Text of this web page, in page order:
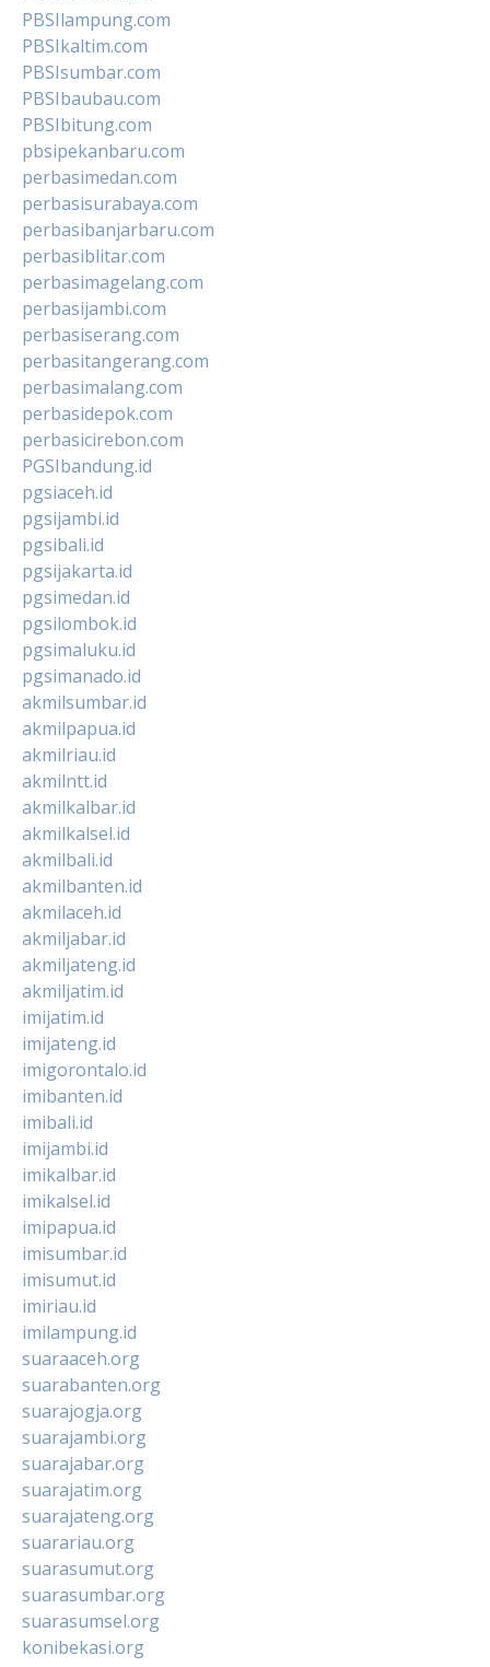
PBSIlampung.com
PBSIkaltim.com
PBSIsumbar.com
PBSIbaubau.com
PBSIbitung.com
pbsipekanbaru.com
perbasimedan.com
perbasisurabaya.com
perbasibanjarbaru.com
perbasiblitar.com
perbasimagelang.com
perbasijambi.com
perbasiserang.com
perbasitangerang.com
perbasimalang.com
perbasidepok.com
perbasicirebon.com
PGSIbandung.id
pgsiaceh.id
pgsijambi.id
pgsibali.id
pgsijakarta.id
pgsimedan.id
pgsilombok.id
pgsimaluku.id
pgsimanado.id
akmilsumbar.id
akmilpapua.id
akmilriau.id
akmilntt.id
akmilkalbar.id
akmilkalsel.id
akmilbali.id
akmilbanten.id
akmilaceh.id
akmiljabar.id
akmiljateng.id
akmiljatim.id
imijatim.id
imijateng.id
imigorontalo.id
imibanten.id
imibali.id
imijambi.id
imikalbar.id
imikalsel.id
imipapua.id
imisumbar.id
imisumut.id
imiriau.id
imilampung.id
suaraaceh.org
suarabanten.org
suarajogja.org
suarajambi.org
suarajabar.org
suarajatim.org
suarajateng.org
suarariau.org
suarasumut.org
suarasumbar.org
suarasumsel.org
konibekasi.org